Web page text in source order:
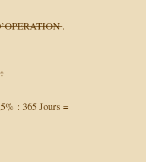
.
: 365 Jours =